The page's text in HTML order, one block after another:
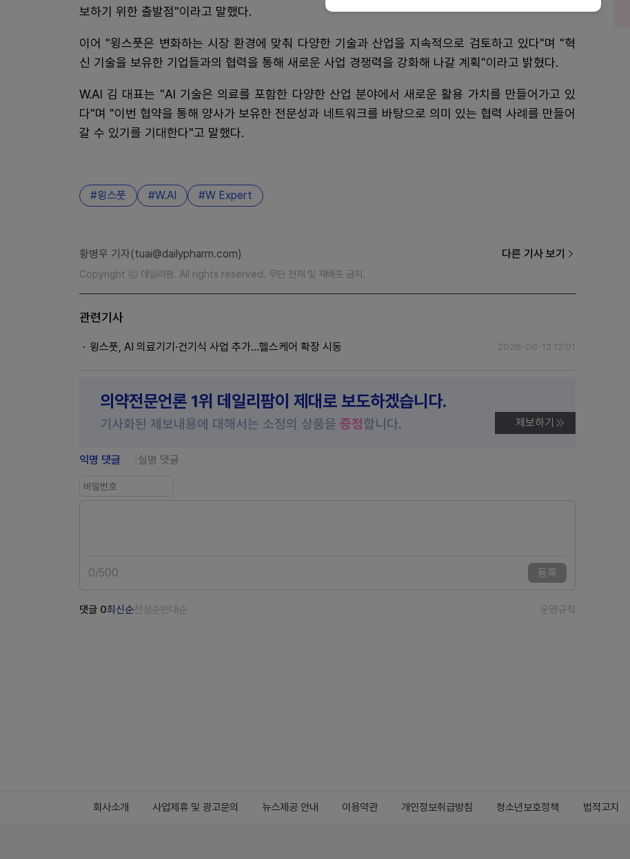
보하기 위한 출발점"이라고 말했다.
이어 "윙스풋은 변화하는 시장 환경에 맞춰 다양한 기술과 산업을 지속적으로 검토하고 있다"며 "혁
신 기술을 보유한 기업들과의 협력을 통해 새로운 사업 경쟁력을 강화해 나갈 계획"이라고 밝혔다.
W.AI 김 대표는 "AI 기술은 의료를 포함한 다양한 산업 분야에서 새로운 활용 가치를 만들어가고 있
다"며 "이번 협약을 통해 양사가 보유한 전문성과 네트워크를 바탕으로 의미 있는 협력 사례를 만들어
갈 수 있기를 기대한다"고 말했다.
윙스풋 W.AI W Expert
황병우 기자(tuai@dailypharm.com) 다른 기사 보기
Copyright ⓒ 데일리팜. All rights reserved. 무단 전재 및 재배포 금지.
관련기사
윙스풋, AI 의료기기·건기식 사업 추가…헬스케어 확장 시동 2026-06-12 12:01
의약전문언론 1위 데일리팜이 제대로 보도하겠습니다.
기사화된 제보내용에 대해서는 소정의 상품을 증정합니다. 제보하기
익명 댓글 실명 댓글
0/500 등록
댓글 0최신순찬성순반대순 운영규칙
회사소개 사업제휴 및 광고문의 뉴스제공 안내 이용약관 개인정보취급방침 청소년보호정책 법적고지